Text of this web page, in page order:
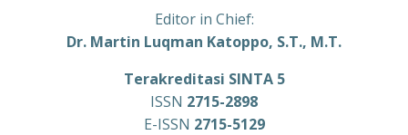
Editor in Chief:
Dr. Martin Luqman Katoppo, S.T., M.T.
Terakreditasi SINTA 5
ISSN 2715-2898
E-ISSN 2715-5129